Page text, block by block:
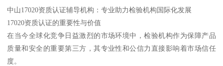
中山17020资质认证辅导机构：专业助力检验机构国际化发展
17020资质认证的重要性与价值
在当今全球化竞争日益激烈的市场环境中，检验机构作为保障产品
质量和安全的重要第三方，其专业性和公信力直接影响着市场信任
度。